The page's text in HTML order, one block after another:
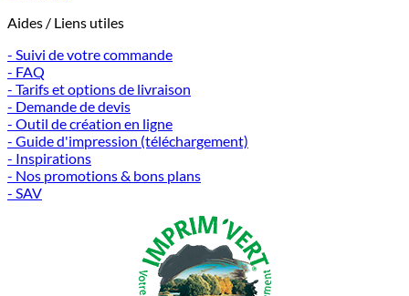
Aides / Liens utiles
- Suivi de votre commande
- FAQ
- Tarifs et options de livraison
- Demande de devis
- Outil de création en ligne
- Guide d'impression (téléchargement)
- Inspirations
- Nos promotions & bons plans
- SAV